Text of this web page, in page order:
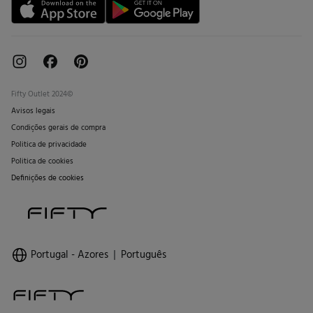
Fifty Outlet 2024©
Avisos legais
Condições gerais de compra
Politica de privacidade
Politica de cookies
Definições de cookies
Portugal - Azores Português